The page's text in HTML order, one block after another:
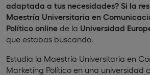
adaptada a tus necesidades? Si la
Maestría Universitaria en
Político online de la Universidad
que estabas buscando.
Estudia la Maestría Universitaria en
Marketing Político en una universidad